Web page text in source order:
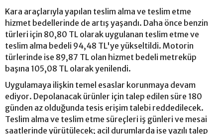
Kara araçlarıyla yapılan teslim alma ve teslim etme
hizmet bedellerinde de artış yaşandı. Daha önce benzin
türleri için 80,80 TL olarak uygulanan teslim etme ve
teslim alma bedeli 94,48 TL'ye yükseltildi. Motorin
türlerinde ise 89,87 TL olan hizmet bedeli metreküp
başına 105,08 TL olarak yenilendi.
Uygulamaya ilişkin temel esaslar korunmaya devam
ediyor. Depolanacak ürünler için talep edilen süre 180
günden az olduğunda tesis erişim talebi reddedilecek.
Teslim alma ve teslim etme süreçleri iş günleri ve mesai
saatlerinde yürütülecek; acil durumlarda ise yazılı talep